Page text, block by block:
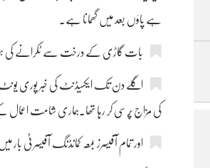
ہے پاؤں بعد میں گھمانا ہے۔
بات گاڑی کے درخت سے ٹکرانے کی ہو
اگلے دن تک ایکسیڈنٹ کی خبر پوری یونٹ
کی مزاج پُرسی کر رہا تھا۔ہماری شامت
اور تمام آفیسرز بمعہ کمانڈنگ آفیسر ٹی